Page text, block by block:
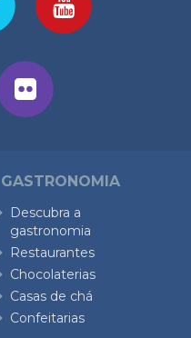
GASTRONOMIA
Descubra a
gastronomia
Restaurantes
Chocolaterias
Casas de chá
Confeitarias